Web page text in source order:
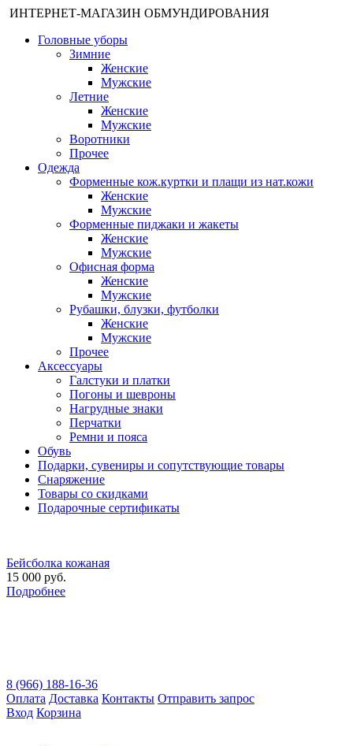
ИНТЕРНЕТ-МАГАЗИН ОБМУНДИРОВАНИЯ
Головные уборы
Зимние
Женские
Мужские
Летние
Женские
Мужские
Воротники
Прочее
Одежда
Форменные кож.куртки и плащи из нат.кожи
Женские
Мужские
Форменные пиджаки и жакеты
Женские
Мужские
Офисная форма
Женские
Мужские
Рубашки, блузки, футболки
Женские
Мужские
Прочее
Аксессуары
Галстуки и платки
Погоны и шевроны
Нагрудные знаки
Перчатки
Ремни и пояса
Обувь
Подарки, сувениры и сопутствующие товары
Снаряжение
Товары со скидками
Подарочные сертификаты
Бейсболка кожаная
15 000 руб.
Подробнее
8 (966) 188-16-36
Оплата Доставка Контакты Отправить запрос
Вход Корзина